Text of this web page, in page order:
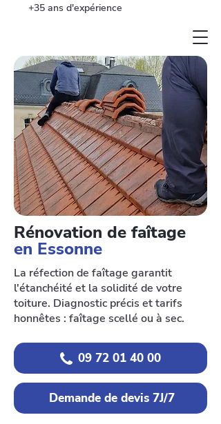
+35 ans d'expérience
Rénovation de faîtage
en Essonne
La réfection de faîtage garantit
l'étanchéité et la solidité de votre
toiture. Diagnostic précis et tarifs
honnêtes : faîtage scellé ou à sec.
09 72 01 40 00
Demande de devis 7J/7